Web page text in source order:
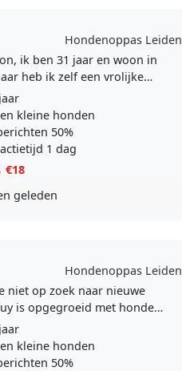
Hondenoppas Leiden
ik ben 31 jaar en woon in
heb ik zelf een vrolijke
haar wandel ik dagelijks
kleine honden
50%
1 dag
€18
geleden
Hondenoppas Leiden
niet op zoek naar nieuwe
van honden, maar
we met..
kleine honden
50%